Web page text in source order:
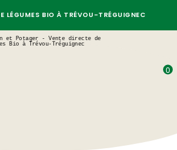
LÉGUMES BIO À TRÉVOU-TRÉGUIGNEC
0